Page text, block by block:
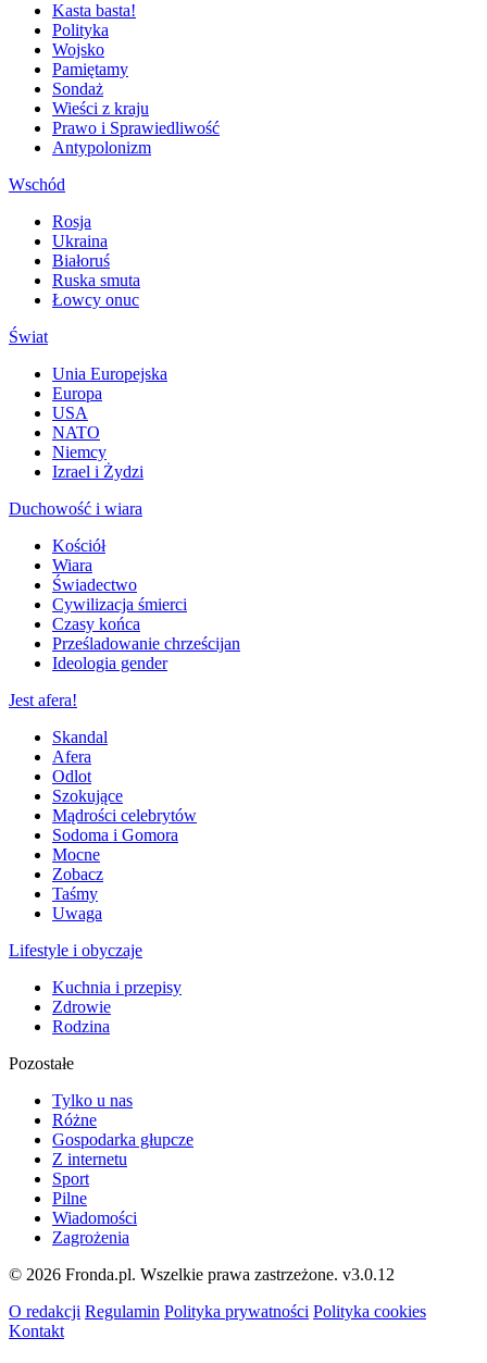
Kasta basta!
Polityka
Wojsko
Pamiętamy
Sondaż
Wieści z kraju
Prawo i Sprawiedliwość
Antypolonizm
Wschód
Rosja
Ukraina
Białoruś
Ruska smuta
Łowcy onuc
Świat
Unia Europejska
Europa
USA
NATO
Niemcy
Izrael i Żydzi
Duchowość i wiara
Kościół
Wiara
Świadectwo
Cywilizacja śmierci
Czasy końca
Prześladowanie chrześcijan
Ideologia gender
Jest afera!
Skandal
Afera
Odlot
Szokujące
Mądrości celebrytów
Sodoma i Gomora
Mocne
Zobacz
Taśmy
Uwaga
Lifestyle i obyczaje
Kuchnia i przepisy
Zdrowie
Rodzina
Pozostałe
Tylko u nas
Różne
Gospodarka głupcze
Z internetu
Sport
Pilne
Wiadomości
Zagrożenia
© 2026 Fronda.pl. Wszelkie prawa zastrzeżone. v3.0.12
O redakcji Regulamin Polityka prywatności Polityka cookies
Kontakt